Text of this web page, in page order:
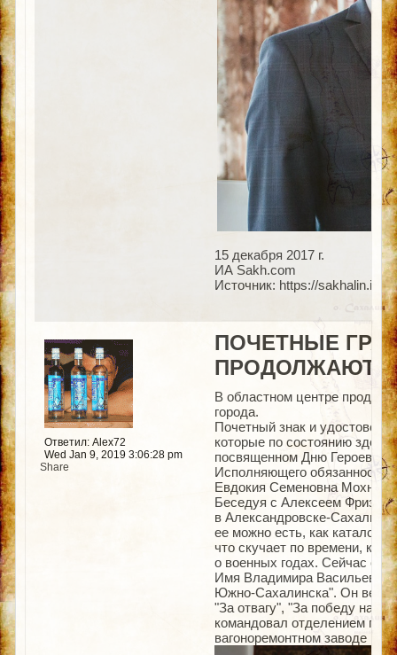
15 декабря 2017 г.
ИА Sakh.com
Источник: https://
Ответил: Alex72
Wed Jan 9, 2019 3:06:28 pm
Share
ПОЧЕТНЫЕ
ПРОДОЛЖАЮТ
В областном центре
города.
Почетный знак и
которые по состоянию
посвященном Дню Героев
Исполняющего обязанности
Евдокия Семеновна
Беседуя с Алексеем
в Александровске-
ее можно есть, как катался
что скучает по времени,
о военных годах. Сейчас
Имя Владимира Васильевича
Южно-Сахалинска". Он
"За отвагу", "За победу над
командовал отделением
вагоноремонтном заводе в